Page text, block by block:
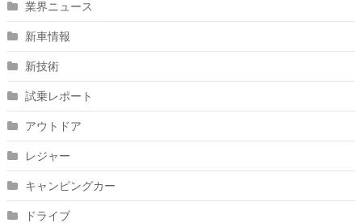
業界ニュース
新車情報
新技術
試乗レポート
アウトドア
レジャー
キャンピングカー
ドライブ